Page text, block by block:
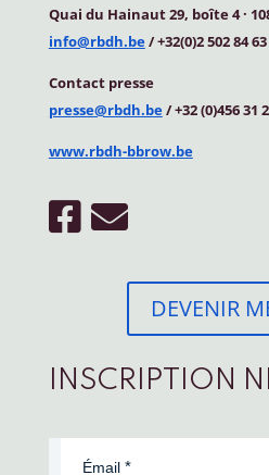
Quai du Hainaut 29, boîte 4·
info@rbdh.be/ +32(0)2 502 84 63
Contact presse
presse@rbdh.be/ +32 (0)456 31
www.rbdh-bbrow.be
DEVENIR
INSCRIPTION
Émail